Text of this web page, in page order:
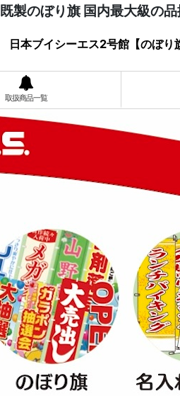
既製のぼり旗 国内最大級の
日本ブイシーエス2号館【のぼ
取扱商品一覧